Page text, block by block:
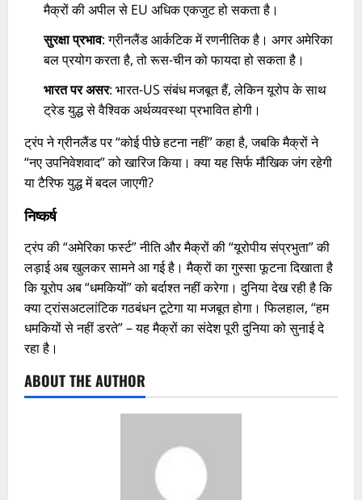
मैक्रों की अपील से EU अधिक एकजुट हो सकता है।
सुरक्षा प्रभाव: ग्रीनलैंड आर्कटिक में रणनीतिक है। अगर अमेरिका
बल प्रयोग करता है, तो रूस-चीन को फायदा हो सकता है।
भारत पर असर: भारत-US संबंध मजबूत हैं, लेकिन यूरोप के साथ
ट्रेड युद्ध से वैश्विक अर्थव्यवस्था प्रभावित होगी।
ट्रंप ने ग्रीनलैंड पर “कोई पीछे हटना नहीं” कहा है, जबकि मैक्रों ने
“नए उपनिवेशवाद” को खारिज किया। क्या यह सिर्फ मौखिक जंग रहेगी
या टैरिफ युद्ध में बदल जाएगी?
निष्कर्ष
ट्रंप की “अमेरिका फर्स्ट” नीति और मैक्रों की “यूरोपीय संप्रभुता” की
लड़ाई अब खुलकर सामने आ गई है। मैक्रों का गुस्सा फूटना दिखाता है
कि यूरोप अब “धमकियों” को बर्दाश्त नहीं करेगा। दुनिया देख रही है कि
क्या ट्रांसअटलांटिक गठबंधन टूटेगा या मजबूत होगा। फिलहाल, “हम
धमकियों से नहीं डरते” – यह मैक्रों का संदेश पूरी दुनिया को सुनाई दे
रहा है।
ABOUT THE AUTHOR